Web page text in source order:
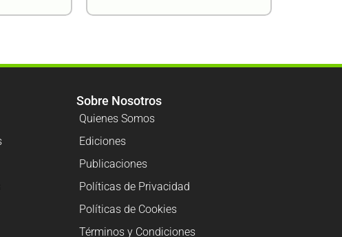
Sobre Nosotros
Quienes Somos
Ediciones
Publicaciones
Políticas de Privacidad
Políticas de Cookies
Términos y Condiciones